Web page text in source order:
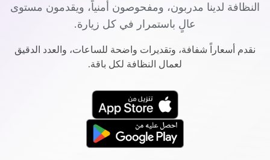
النظافة لدينا مدربون، ومفحوصون أمنياً، ويقدمون مستوى
عالٍ باستمرار في كل زيارة.
نقدم أسعاراً شفافة، وتقديرات واضحة للساعات، والعدد الدقيق
لعمال النظافة لكل باقة.